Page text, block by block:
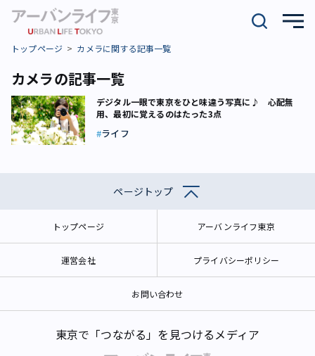
トップページ カメラに関する記事一覧
カメラの記事一覧
デジタル一眼で東京をひと味違う写真に♪ 心配無
用、最初に覚えるのはたった3点
ライフ
ページトップ
トップページ アーバンライフ東京
運営会社 プライバシーポリシー
お問い合わせ
東京で「つながる」を見つけるメディア